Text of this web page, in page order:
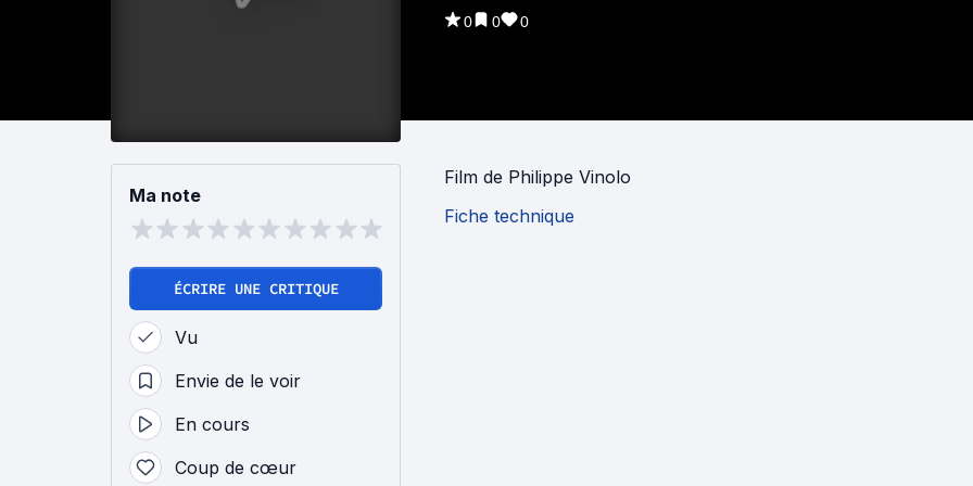
0 0 0
Ma note
ÉCRIRE UNE CRITIQUE
Vu
Envie de le voir
En cours
Coup de cœur
Film de Philippe Vinolo
Fiche technique